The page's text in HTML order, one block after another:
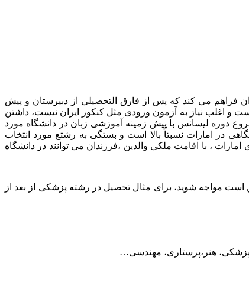
فراهم می کند که پس از فارق التحصیلی از دبیرستان و پیش
های شهر دبی و یا امارات شوند، نحوه ی پذیرش دانشجویان ،با توجه به معدل که معمولاً بالای ۱۴ قابل قبول است و اغلب نیاز به آزمون ورودی مثل کنکور ایران نیست، داشتن
دوره لیسانس با پیش زمینه آموزشی زبان در دانشگاه مورد
در امارات نسبتاً بالا است و بستگی به رشتع مورد انتخاب
، با اقامت ملکی والدین ،فرزندان می توانند در دانشگاه
تحصیلی برای برخی رشته ها ممکن است مواجه شوید، برای مثال تحصیل در رشته پزشکی از بعد از
هنر،پرستاری، مهندسی…